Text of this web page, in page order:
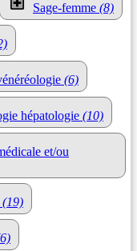
Sage-femme (8)
(6)
hépatologie (10)
et/ou
(19)